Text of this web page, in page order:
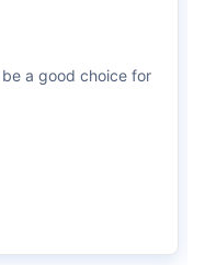
Returns++
a good choice for